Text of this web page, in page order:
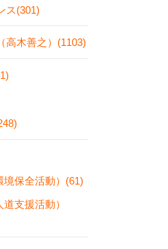
ス(301)
高木善之）(1103)
保全活動）(61)
支援活動）